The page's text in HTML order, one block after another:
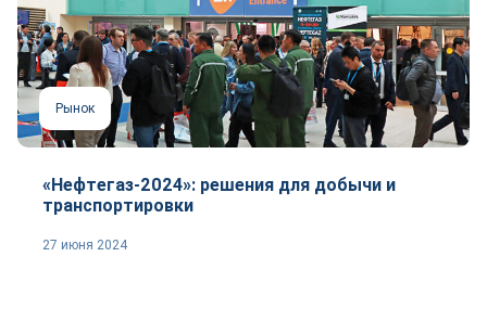
Рынок
«Нефтегаз-2024»: решения для добычи и
транспортировки
27 июня 2024